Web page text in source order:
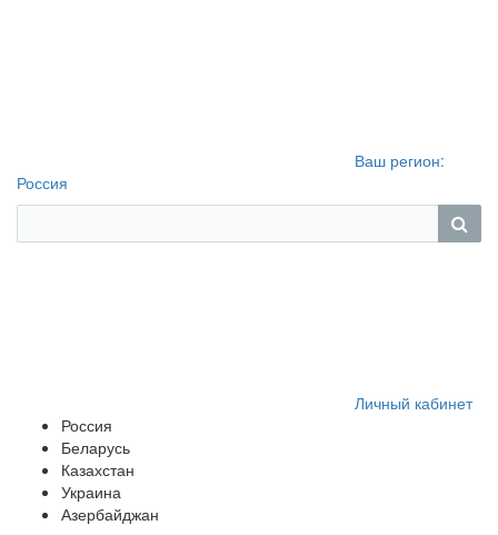
Ваш регион:
Россия
Личный кабинет
Россия
Беларусь
Казахстан
Украина
Азербайджан